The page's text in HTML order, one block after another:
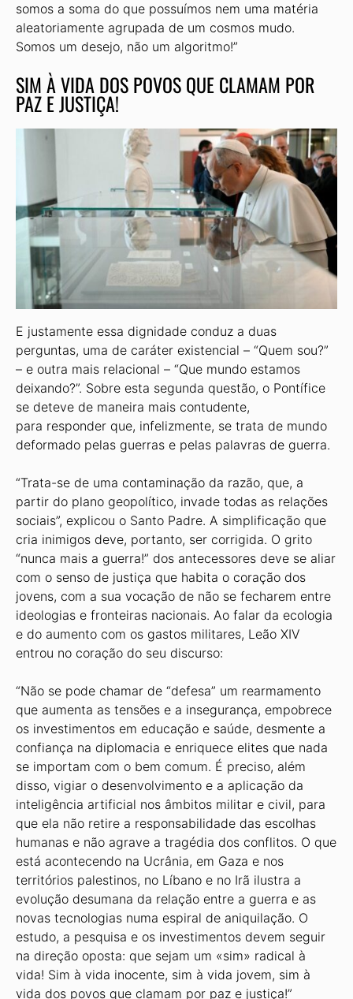
somos a soma do que possuímos nem uma matéria
aleatoriamente agrupada de um cosmos mudo.
Somos um desejo, não um algoritmo!”
SIM À VIDA DOS POVOS QUE CLAMAM POR
PAZ E JUSTIÇA!
E justamente essa dignidade conduz a duas
perguntas, uma de caráter existencial – “Quem sou?”
– e outra mais relacional – “Que mundo estamos
deixando?”. Sobre esta segunda questão, o Pontífice
se deteve de maneira mais contudente,
para responder que, infelizmente, se trata de mundo
deformado pelas guerras e pelas palavras de guerra.
“Trata-se de uma contaminação da razão, que, a
partir do plano geopolítico, invade todas as relações
sociais”, explicou o Santo Padre. A simplificação que
cria inimigos deve, portanto, ser corrigida. O grito
“nunca mais a guerra!” dos antecessores deve se aliar
com o senso de justiça que habita o coração dos
jovens, com a sua vocação de não se fecharem entre
ideologias e fronteiras nacionais. Ao falar da ecologia
e do aumento com os gastos militares, Leão XIV
entrou no coração do seu discurso:
“Não se pode chamar de “defesa” um rearmamento
que aumenta as tensões e a insegurança, empobrece
os investimentos em educação e saúde, desmente a
confiança na diplomacia e enriquece elites que nada
se importam com o bem comum. É preciso, além
disso, vigiar o desenvolvimento e a aplicação da
inteligência artificial nos âmbitos militar e civil, para
que ela não retire a responsabilidade das escolhas
humanas e não agrave a tragédia dos conflitos. O que
está acontecendo na Ucrânia, em Gaza e nos
territórios palestinos, no Líbano e no Irã ilustra a
evolução desumana da relação entre a guerra e as
novas tecnologias numa espiral de aniquilação. O
estudo, a pesquisa e os investimentos devem seguir
na direção oposta: que sejam um «sim» radical à
vida! Sim à vida inocente, sim à vida jovem, sim à
vida dos povos que clamam por paz e justiça!”